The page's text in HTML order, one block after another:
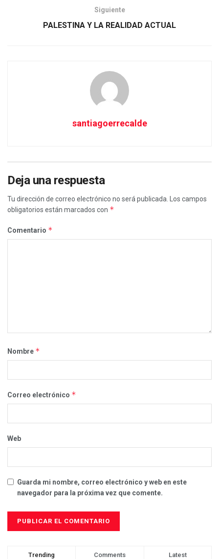
Siguiente
PALESTINA Y LA REALIDAD ACTUAL
santiagoerrecalde
Deja una respuesta
Tu dirección de correo electrónico no será publicada. Los campos
obligatorios están marcados con *
Comentario *
Nombre *
Correo electrónico *
Web
Guarda mi nombre, correo electrónico y web en este
navegador para la próxima vez que comente.
Trending Comments Latest